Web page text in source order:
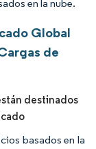
en la nube.
Global
de
destinados
basados en la